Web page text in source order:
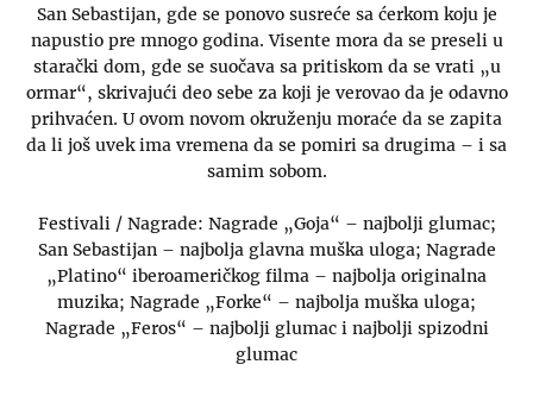
San Sebastijan, gde se ponovo susreće sa ćerkom koju je
napustio pre mnogo godina. Visente mora da se preseli u
starački dom, gde se suočava sa pritiskom da se vrati „u
ormar“, skrivajući deo sebe za koji je verovao da je odavno
prihvaćen. U ovom novom okruženju moraće da se zapita
da li još uvek ima vremena da se pomiri sa drugima – i sa
samim sobom.
Festivali / Nagrade: Nagrade „Goja“ – najbolji glumac;
San Sebastijan – najbolja glavna muška uloga; Nagrade
„Platino“ iberoameričkog filma – najbolja originalna
muzika; Nagrade „Forke“ – najbolja muška uloga;
Nagrade „Feros“ – najbolji glumac i najbolji spizodni
glumac